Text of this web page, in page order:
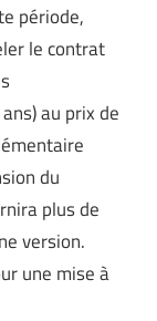
période,
le contrat
au prix de
du
plus de
version.
une mise à